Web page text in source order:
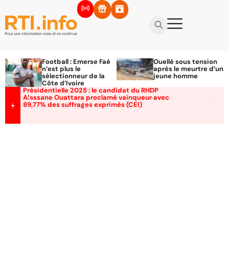
Football : Emerse Faé
n’est plus le
sélectionneur de la
Côte d’Ivoire
Ouellé sous tension
après le meurtre d’un
jeune homme
Présidentielle 2025 : le candidat du RHDP
Alassane Ouattara proclamé vainqueur avec
89,77% des suffrages exprimés (CEI)